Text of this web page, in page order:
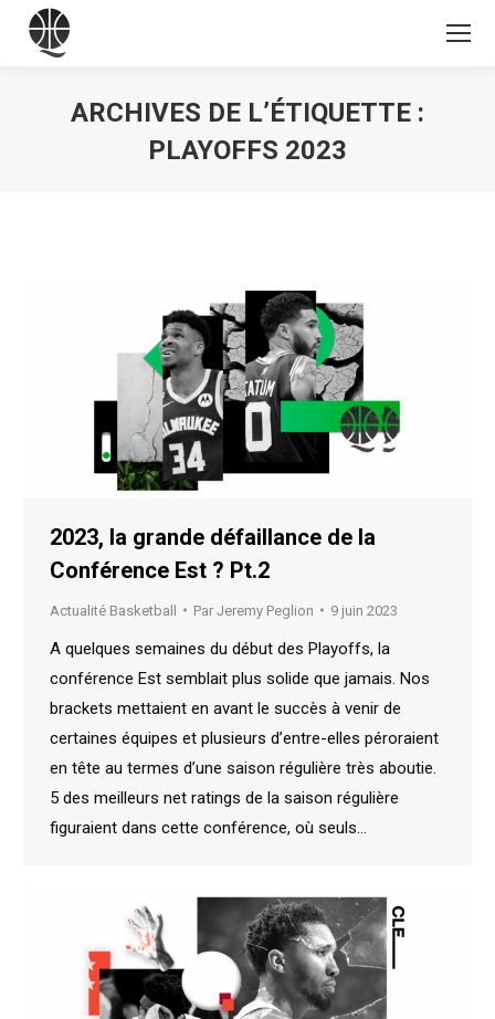
ARCHIVES DE L’ÉTIQUETTE :
PLAYOFFS 2023
2023, la grande défaillance de la
Conférence Est ? Pt.2
Actualité Basketball Par Jeremy Peglion 9 juin 2023
A quelques semaines du début des Playoffs, la
conférence Est semblait plus solide que jamais. Nos
brackets mettaient en avant le succès à venir de
certaines équipes et plusieurs d’entre-elles péroraient
en tête au termes d’une saison régulière très aboutie.
5 des meilleurs net ratings de la saison régulière
figuraient dans cette conférence, où seuls…